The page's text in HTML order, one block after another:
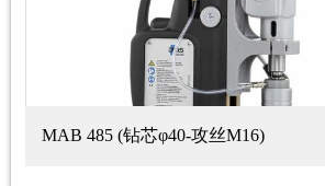
MAB 485 (钻芯φ40-攻丝M16)